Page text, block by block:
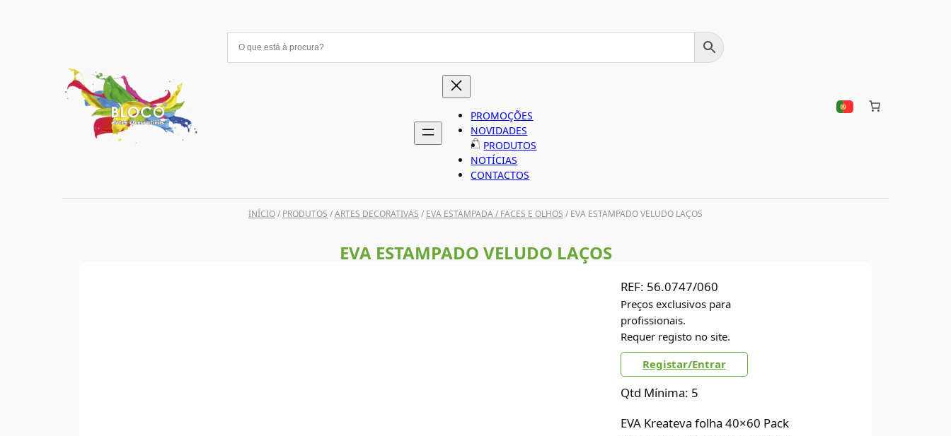
PROMOÇÕES
NOVIDADES
PRODUTOS
NOTÍCIAS
CONTACTOS
INÍCIO/ PRODUTOS /ARTES DECORATIVAS / EVA ESTAMPADA / FACES E OLHOS / EVA ESTAMPADO VELUDO LAÇOS
EVA ESTAMPADO VELUDO LAÇOS
REF: 56.0747/060
Preços exclusivos para
profissionais.
Requer registo no site.
Registar/Entrar
Qtd Mínima: 5
EVA Kreateva folha 40×60 Pack